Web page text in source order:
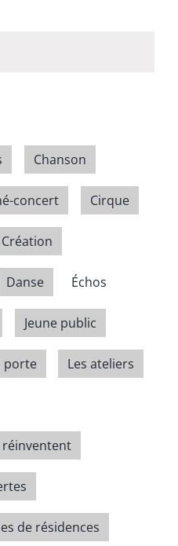
Chanson
concert Cirque
Création
Danse Échos
Jeune public
porte Les ateliers
réinventent
de résidences